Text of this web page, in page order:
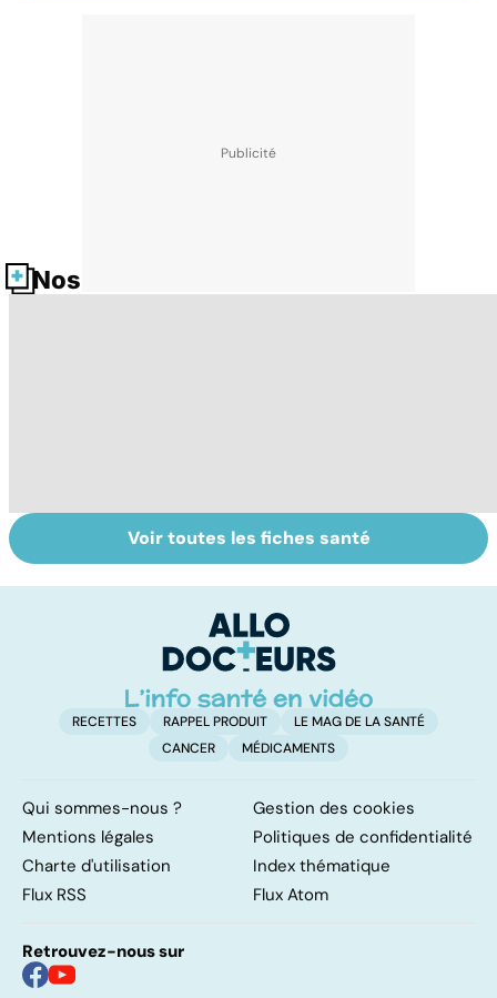
Nos fiches santé
Pneumothorax :
quand l'air
La méningite : à
traiter en
Voir toutes les fiches santé
RECETTES RAPPEL PRODUIT
LE MAG DE LA SANTÉ
CANCER
MÉDICAMENTS
Qui sommes-nous ?
Gestion des cookies
Mentions légales
Politiques de confidentialité
Charte d'utilisation
Index thématique
Flux RSS
Flux Atom
Retrouvez-nous sur